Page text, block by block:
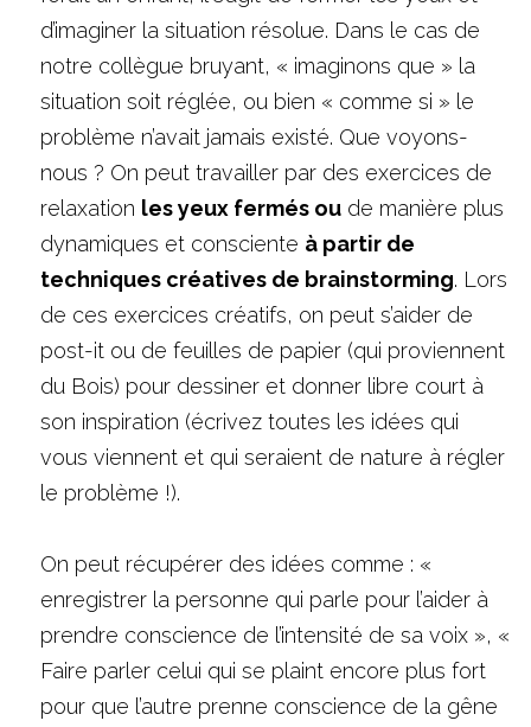
d’imaginer la situation résolue. Dans le cas de
notre collègue bruyant, « imaginons que » la
situation soit réglée, ou bien « comme si » le
problème n’avait jamais existé. Que voyons-
nous ? On peut travailler par des exercices de
relaxation les yeux fermés ou de manière plus
dynamiques et consciente à partir de
techniques créatives de brainstorming. Lors
de ces exercices créatifs, on peut s’aider de
post-it ou de feuilles de papier (qui proviennent
du Bois) pour dessiner et donner libre court à
son inspiration (écrivez toutes les idées qui
vous viennent et qui seraient de nature à régler
le problème !).
On peut récupérer des idées comme : «
enregistrer la personne qui parle pour l’aider à
prendre conscience de l’intensité de sa voix », «
Faire parler celui qui se plaint encore plus fort
pour que l’autre prenne conscience de la gêne